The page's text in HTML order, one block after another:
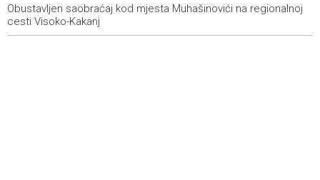
Obustavljen saobraćaj kod mjesta Muhašinovići na regionalnoj
cesti Visoko-Kakanj